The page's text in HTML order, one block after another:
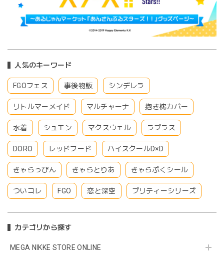
人気のキーワード
FGOフェス 事後物販 シンデレラ
リトルマーメイド マルチャーナ 抱き枕カバー
水着 シュエン マクスウェル ラプラス
DORO レッドフード ハイスクールD×D
きゃらっぴん きゃらとりあ きゃらぷくシール
ついコレ FGO 恋と深空 プリティーシリーズ
カテゴリから探す
MEGA NIKKE STORE ONLINE